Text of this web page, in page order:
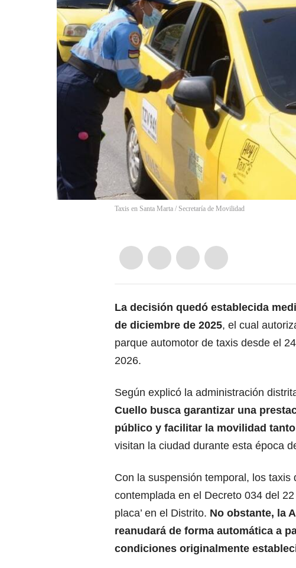
Taxis en Santa Marta / Secretaría de Movilidad
La decisión quedó establecida
de diciembre de 2025, el cual
parque automotor de taxis desde el
2026.
Según explicó la administración
Cuello busca garantizar una
público y facilitar la movilidad
visitan la ciudad durante esta época
Con la suspensión temporal, los
contemplada en el Decreto 034 del
placa’ en el Distrito. No obstante, la
reanudará de forma automática a
condiciones originalmente